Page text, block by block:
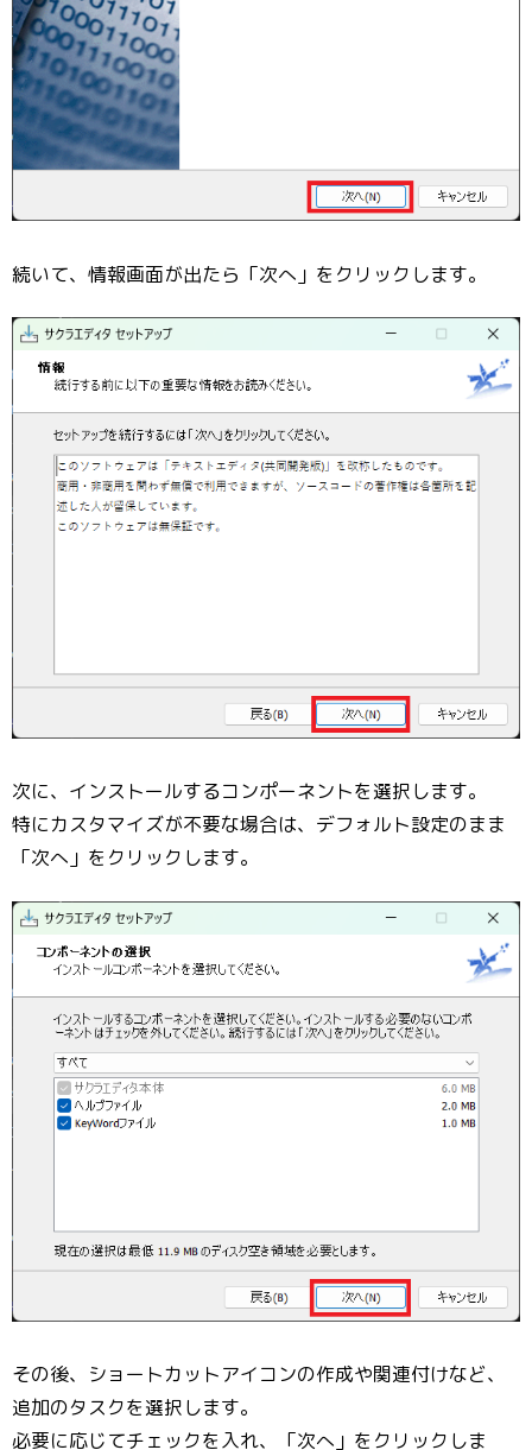
続いて、情報画面が出たら「次へ」をクリックします。
次に、インストールするコンポーネントを選択します。
特にカスタマイズが不要な場合は、デフォルト設定のまま
「次へ」をクリックします。
その後、ショートカットアイコンの作成や関連付けなど、
追加のタスクを選択します。
必要に応じてチェックを入れ、「次へ」をクリックしま